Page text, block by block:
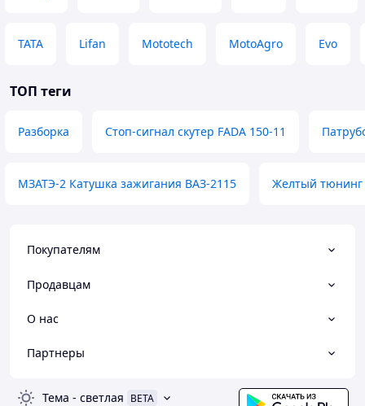
TATA Lifan Mototech MotoAgro Evo
ТОП теги
Разборка Стоп-сигнал скутер FADA 150-11
МЗАТЭ-2 Катушка зажигания ВАЗ-2115 Желтый тюнинг
Покупателям
Продавцам
О нас
Партнеры
Тема - светлая BETA